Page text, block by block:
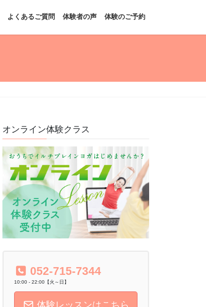
よくあるご質問 体験者の声 体験のご予約
オンライン体験クラス
052-715-7344
10:00 - 22:00【火～日】
体験レッスンはこちら